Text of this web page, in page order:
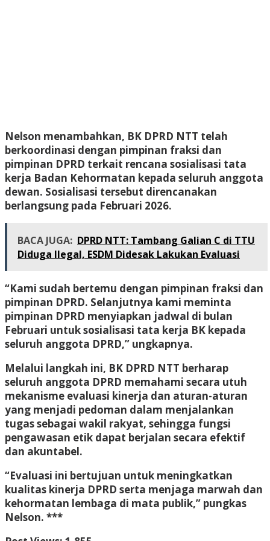
Nelson menambahkan, BK DPRD NTT telah
berkoordinasi dengan pimpinan fraksi dan
pimpinan DPRD terkait rencana sosialisasi tata
kerja Badan Kehormatan kepada seluruh anggota
dewan. Sosialisasi tersebut direncanakan
berlangsung pada Februari 2026.
BACA JUGA: DPRD NTT: Tambang Galian C di TTU
Diduga Ilegal, ESDM Didesak Lakukan Evaluasi
“Kami sudah bertemu dengan pimpinan fraksi dan
pimpinan DPRD. Selanjutnya kami meminta
pimpinan DPRD menyiapkan jadwal di bulan
Februari untuk sosialisasi tata kerja BK kepada
seluruh anggota DPRD,” ungkapnya.
Melalui langkah ini, BK DPRD NTT berharap
seluruh anggota DPRD memahami secara utuh
mekanisme evaluasi kinerja dan aturan-aturan
yang menjadi pedoman dalam menjalankan
tugas sebagai wakil rakyat, sehingga fungsi
pengawasan etik dapat berjalan secara efektif
dan akuntabel.
“Evaluasi ini bertujuan untuk meningkatkan
kualitas kinerja DPRD serta menjaga marwah dan
kehormatan lembaga di mata publik,” pungkas
Nelson. ***